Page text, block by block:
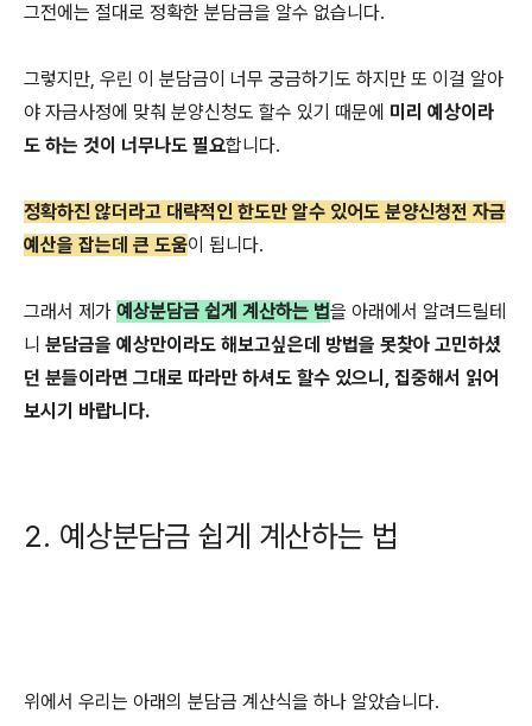
그전에는 절대로 정확한 분담금을 알수 없습니다.
그렇지만, 우린 이 분담금이 너무 궁금하기도 하지만 또 이걸 알아
야 자금사정에 맞춰 분양신청도 할수 있기 때문에 미리 예상이라
도 하는 것이 너무나도 필요합니다.
정확하진 않더라고 대략적인 한도만 알수 있어도 분양신청전 자금
예산을 잡는데 큰 도움이 됩니다.
그래서 제가 예상분담금 쉽게 계산하는 법을 아래에서 알려드릴테
니 분담금을 예상만이라도 해보고싶은데 방법을 못찾아 고민하셨
던 분들이라면 그대로 따라만 하셔도 할수 있으니, 집중해서 읽어
보시기 바랍니다.
2. 예상분담금 쉽게 계산하는 법
위에서 우리는 아래의 분담금 계산식을 하나 알았습니다.